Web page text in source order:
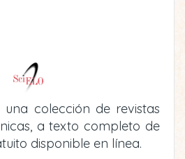
una colección de revistas
a texto completo de
disponible en línea.